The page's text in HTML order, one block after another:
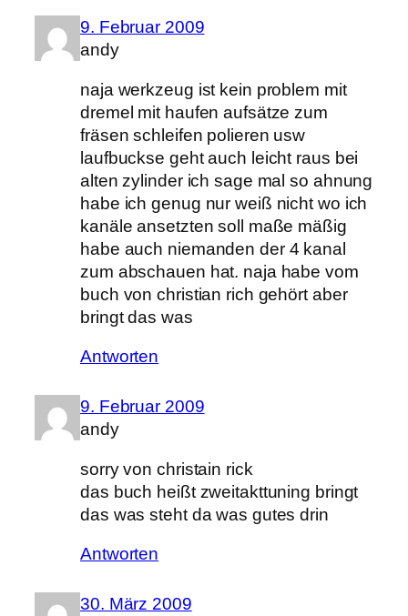
9. Februar 2009
andy
naja werkzeug ist kein problem mit
dremel mit haufen aufsätze zum
fräsen schleifen polieren usw
laufbuckse geht auch leicht raus bei
alten zylinder ich sage mal so ahnung
habe ich genug nur weiß nicht wo ich
kanäle ansetzten soll maße mäßig
habe auch niemanden der 4 kanal
zum abschauen hat. naja habe vom
buch von christian rich gehört aber
bringt das was
Antworten
9. Februar 2009
andy
sorry von christain rick
das buch heißt zweitakttuning bringt
das was steht da was gutes drin
Antworten
30. März 2009